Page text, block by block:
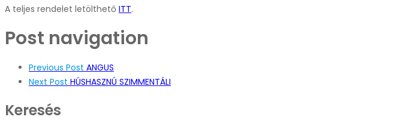
A teljes rendelet letölthető ITT.
Post navigation
Previous Post ANGUS
Next Post HÚSHASZNÚ SZIMMENTÁLI
Keresés